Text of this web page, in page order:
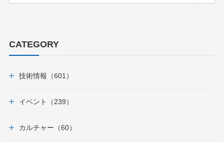
CATEGORY
技術情報（601）
イベント（239）
カルチャー（60）